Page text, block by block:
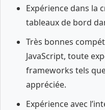
Expérience dans la
tableaux de bord
Très bonnes
JavaScript, toute
frameworks tels
appréciée.
Expérience avec